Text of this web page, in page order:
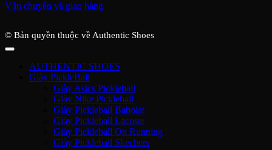
Vận chuyển và giao hàng
© Bản quyền thuộc về Authentic Shoes
AUTHENTIC SHOES
Giày PickleBall
Giày Asics Pickleball
Giày Nike Pickleball
Giày Pickleball Babolat
Giày Pickleball Lacoste
Giày Pickleball On Running
Giày Pickleball Skechers